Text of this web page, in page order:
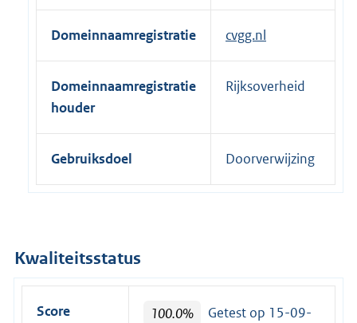
i
n
Domeinnaamregistratie cvgg.nl
Domeinnaamregistratie
houder
Rijksoverheid
Gebruiksdoel Doorverwijzing
Kwaliteitsstatus
Score
100.0%
Getest op 15-09-